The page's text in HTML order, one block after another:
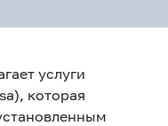
услуги
которая